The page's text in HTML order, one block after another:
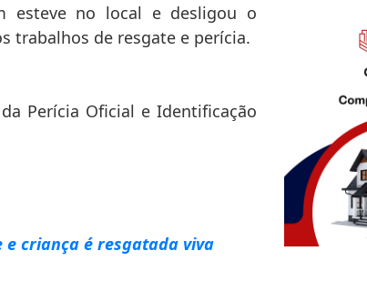
esteve no local e desligou o
trabalhos de resgate e perícia.
Perícia Oficial e Identificação
criança é resgatada viva